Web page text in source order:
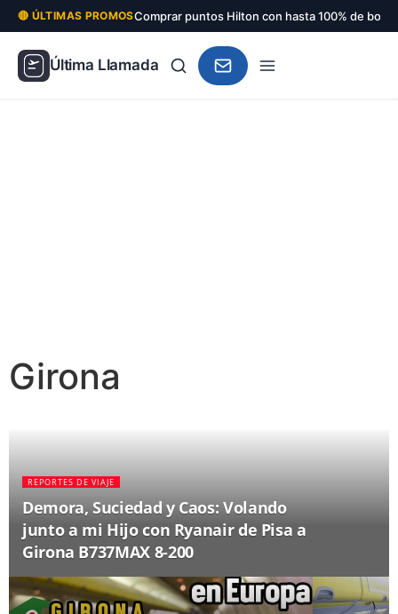
🔴 ÚLTIMAS PROMOSComprar puntos Hilton con hasta 100% de
Última Llamada
Girona
REPORTES DE VIAJE
Demora, Suciedad y Caos: Volando
junto a mi Hijo con Ryanair de Pisa a
Girona B737MAX 8-200